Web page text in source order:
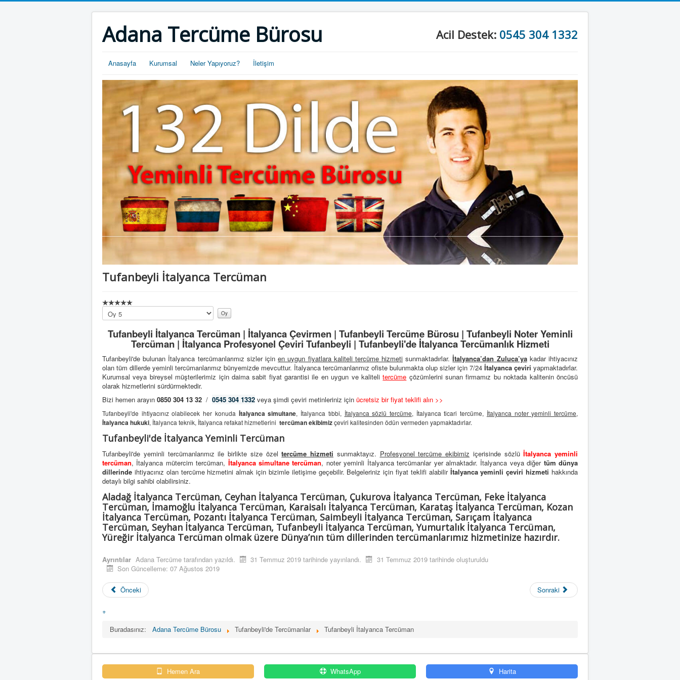
Adana Tercüme Bürosu Acil Destek: 0545 304 1332
Anasayfa Kurumsal Neler Yapıyoruz? İletişim
Tufanbeyli İtalyanca Tercüman
Lütfen
oylayın
Tufanbeyli İtalyanca Tercüman | İtalyanca Çevirmen | Tufanbeyli Tercüme Bürosu | Tufanbeyli Noter Yeminli
Tercüman | İtalyanca Profesyonel Çeviri Tufanbeyli | Tufanbeyli'de İtalyanca Tercümanlık Hizmeti
Tufanbeyli'de bulunan İtalyanca tercümanlarımız sizler içinen uygun fiyatlara kaliteli tercüme hizmeti sunmaktadırlar.İtalyanca’dan Zuluca’yakadar ihtiyacınız
olan tüm dillerde yeminli tercümanlarımız bünyemizde mevcuttur. İtalyanca tercümanlarımız ofiste bulunmakta olup sizler için 7/24 İtalyanca çeviri yapmaktadırlar.
Kurumsal veya bireysel müşterilerimiz için daima sabit fiyat garantisi ile en uygun ve kalitelitercüme çözümlerini sunan firmamız bu noktada kalitenin öncüsü
olarak hizmetlerini sürdürmektedir.
Bizi hemen arayın 0850 304 13 32 / 0545 304 1332 veya şimdi çeviri metinleriniz için ücretsiz bir fiyat teklifi alın >>
Tufanbeyli'de ihtiyacınız olabilecek her konuda İtalyanca simultane, İtalyanca tıbbi, İtalyanca sözlü tercüme, İtalyanca ticari tercüme, İtalyanca noter yeminli tercüme,
İtalyanca hukuki, İtalyanca teknik, İtalyanca refakat hizmetlerini tercüman ekibimizçeviri kalitesinden ödün vermeden yapmaktadırlar.
Tufanbeyli'de İtalyanca Yeminli Tercüman
Tufanbeyli'de yeminli tercümanlarımız ile birlikte size özeltercüme hizmeti sunmaktayız. Profesyonel tercüme ekibimiz içerisinde sözlüİtalyanca yeminli
tercüman, İtalyanca mütercim tercüman, İtalyanca simultane tercüman, noter yeminli İtalyanca tercümanlar yer almaktadır. İtalyanca veya diğer tüm dünya
dillerinde ihtiyacınız olan tercüme hizmetini almak için bizimle iletişime geçebilir. Belgeleriniz için fiyat teklifi alabilir İtalyanca yeminli çeviri hizmeti hakkında
detaylı bilgi sahibi olabilirsiniz.
Aladağ İtalyanca Tercüman, Ceyhan İtalyanca Tercüman, Çukurova İtalyanca Tercüman, Feke İtalyanca
Tercüman, İmamoğlu İtalyanca Tercüman, Karaisalı İtalyanca Tercüman, Karataş İtalyanca Tercüman, Kozan
İtalyanca Tercüman, Pozantı İtalyanca Tercüman, Saimbeyli İtalyanca Tercüman, Sarıçam İtalyanca
Tercüman, Seyhan İtalyanca Tercüman, Tufanbeyli İtalyanca Tercüman, Yumurtalık İtalyanca Tercüman,
Yüreğir İtalyanca Tercüman olmak üzere Dünya’nın tüm dillerinden tercümanlarımız hizmetinize hazırdır.
Ayrıntılar Adana Tercüme tarafından yazıldı. 31 Temmuz 2019 tarihinde yayınlandı.
31 Temmuz 2019 tarihinde oluşturuldu
Son Güncelleme: 07 Ağustos 2019
Önceki Sonraki
+
Buradasınız:
Adana Tercüme Bürosu Tufanbeyli'de Tercümanlar Tufanbeyli İtalyanca Tercüman
Hemen Ara WhatsApp Harita